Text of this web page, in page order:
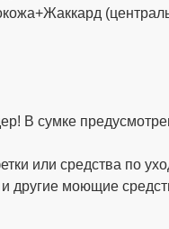
! В сумке
или средства по
другие моющие